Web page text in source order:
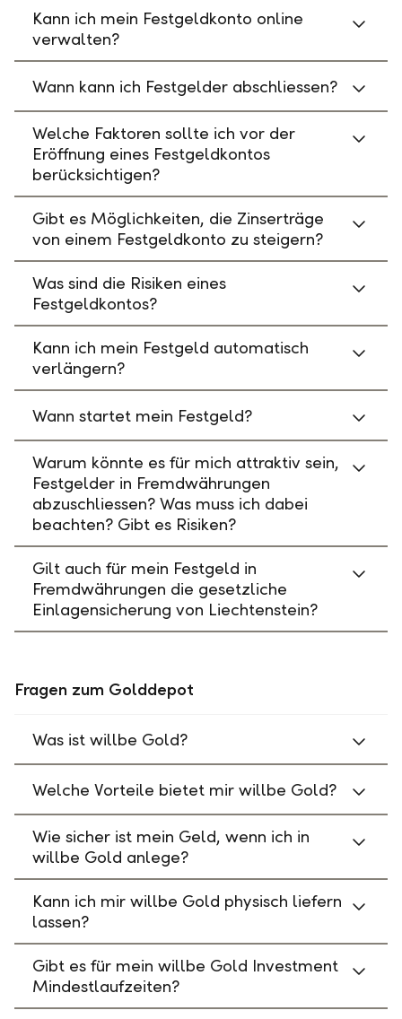
Kann ich mein Festgeldkonto online
verwalten?
Wann kann ich Festgelder abschliessen?
Welche Faktoren sollte ich vor der
Eröffnung eines Festgeldkontos
berücksichtigen?
Gibt es Möglichkeiten, die Zinserträge
von einem Festgeldkonto zu steigern?
Was sind die Risiken eines
Festgeldkontos?
Kann ich mein Festgeld automatisch
verlängern?
Wann startet mein Festgeld?
Warum könnte es für mich attraktiv sein,
Festgelder in Fremdwährungen
abzuschliessen? Was muss ich dabei
beachten? Gibt es Risiken?
Gilt auch für mein Festgeld in
Fremdwährungen die gesetzliche
Einlagensicherung von Liechtenstein?
Fragen zum Golddepot
Was ist willbe Gold?
Welche Vorteile bietet mir willbe Gold?
Wie sicher ist mein Geld, wenn ich in
willbe Gold anlege?
Kann ich mir willbe Gold physisch liefern
lassen?
Gibt es für mein willbe Gold Investment
Mindestlaufzeiten?